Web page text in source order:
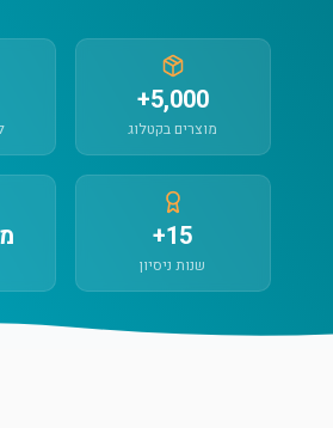
5,000+
מוצרים בקטלוג
15+
שנות ניסיון